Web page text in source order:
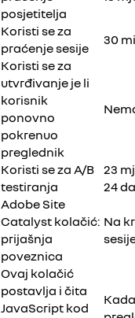
posjetitelja
Koristi se za
praćenje sesije
30
Koristi se za
utvrđivanje je li
korisnik
ponovno
pokrenuo
preglednik
Koristi se za A/B
testiranja
23
24
Adobe Site
Catalyst kolačić:
prijašnja
poveznica
Na
Ovaj kolačić
postavlja i čita
JavaScript kod